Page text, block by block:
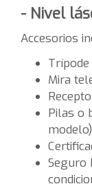
- Nivel
Accesorios
Mira
Pilas o
Seguro